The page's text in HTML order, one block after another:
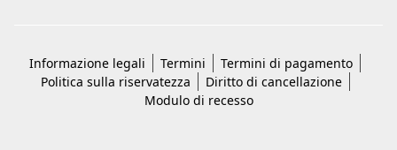
Informazione legali Termini
Termini di pagamento
Politica sulla riservatezza
Diritto di cancellazione
Modulo di recesso